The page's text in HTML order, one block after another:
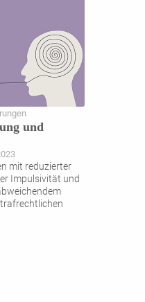
und
mit reduzierter
Impulsivität und